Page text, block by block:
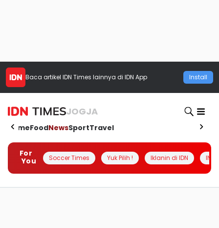
Baca artikel IDN Times lainnya di IDN App Install
JOGJA
HomeFoodNewsSportTravel
For
You
Soccer Times Yuk Pilih ! Iklanin di IDN